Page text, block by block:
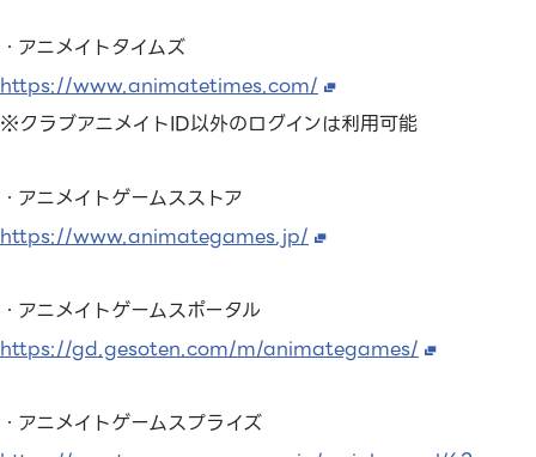
・アニメイトタイムズ
https://www.animatetimes.com/
※クラブアニメイトID以外のログインは利用可能
・アニメイトゲームスストア
https://www.animategames.jp/
・アニメイトゲームスポータル
https://gd.gesoten.com/m/animategames/
・アニメイトゲームスプライズ